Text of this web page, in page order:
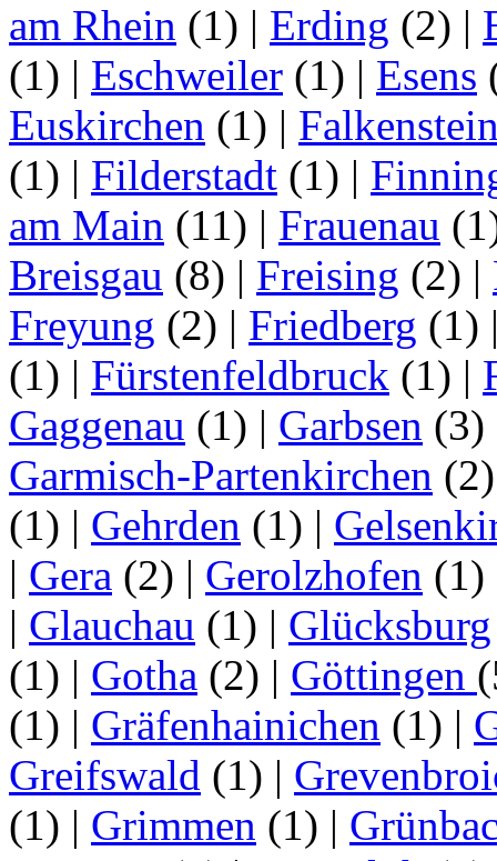
am Rhein (1) | Erding (2) |
(1) | Eschweiler (1) | Esens
Euskirchen (1) |
(1) | Filderstadt (1) |
am Main (11) | Frauenau
Breisgau (8) | Freising (2) |
Freyung (2) | Friedberg (1)
(1) | Fürstenfeldbruck (1) |
Gaggenau (1) | Garbsen (3)
Garmisch-Partenkirchen
(1) | Gehrden (1) |
| Gera (2) | Gerolzhofen (1)
| Glauchau (1) | Glücksburg
(1) | Gotha (2) | Göttingen
(1) | Gräfenhainichen (1) |
Greifswald (1) |
(1) | Grimmen (1) |